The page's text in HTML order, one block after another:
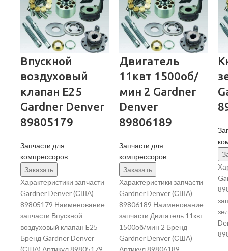
Впускной
воздуховый
клапан E25
Gardner Denver
89805179
Запчасти для
компрессоров
Заказать
Характеристики запчасти
Gardner Denver (США)
89805179 Наименование
запчасти Впускной
воздуховый клапан E25
Бренд Gardner Denver
Двигатель
11квт 1500об/
мин 2 Gardner
Denver
89806189
Запчасти для
компрессоров
Заказать
Характеристики запчасти
Gardner Denver (США)
89806189 Наименование
запчасти Двигатель 11квт
1500об/мин 2 Бренд
Gardner Denver (США)